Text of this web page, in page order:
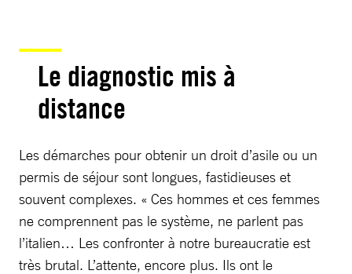
Le diagnostic mis à
distance
Les démarches pour obtenir un droit d’asile ou un
permis de séjour sont longues, fastidieuses et
souvent complexes. « Ces hommes et ces femmes
ne comprennent pas le système, ne parlent pas
l’italien… Les confronter à notre bureaucratie est
très brutal. L’attente, encore plus. Ils ont le